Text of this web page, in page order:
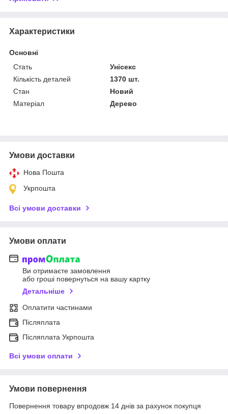
Характеристики
Основні
Стать
Унісекс
Кількість деталей
1370 шт.
Стан
Новий
Матеріал
Дерево
Умови доставки
Нова Пошта
Укрпошта
Всі умови доставки
Умови оплати
Ви отримаєте замовлення
або гроші повернуться на вашу картку
Детальніше
Оплатити частинами
Післяплата
Післяплата Укрпошта
Всі умови оплати
Умови повернення
Повернення товару впродовж 14 днів за рахунок покупця